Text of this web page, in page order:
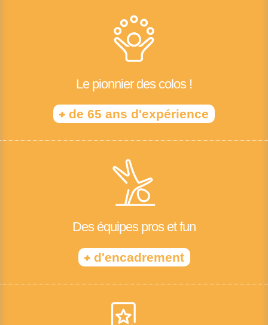
Le pionnier des colos !
+ de 65 ans d'expérience
Des équipes pros et fun
+d'encadrement